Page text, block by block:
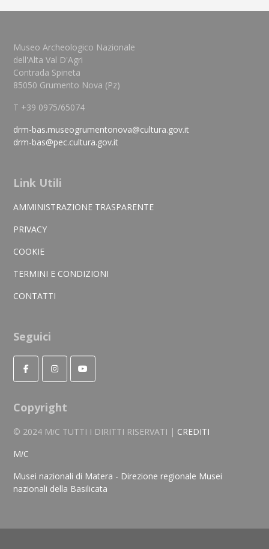
Museo Archeologico Nazionale
dell'Alta Val D'Agri
Contrada Spineta
85050 Grumento Nova (Pz)
T +39 0975/65074
drm-bas.museogrumentonova@cultura.gov.it
drm-bas@pec.cultura.gov.it
Link Utili
AMMINISTRAZIONE TRASPARENTE
PRIVACY
COOKIE
TERMINI E CONDIZIONI
CONTATTI
Seguici
Copyright
© 2024 MiC TUTTI I DIRITTI RISERVATI | CREDITI
MiC
Musei nazionali di Matera - Direzione regionale Musei
nazionali della Basilicata